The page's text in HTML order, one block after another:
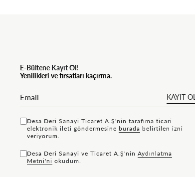
E-Bültene Kayıt Ol!
Yenilikleri ve fırsatları kaçırma.
KAYIT OL
Desa Deri Sanayi Ticaret A.Ş'nin tarafıma ticari
elektronik ileti göndermesine bu rada belirtilen izni
veriyorum.
Desa Deri Sanayi ve Ticaret A.Ş'nin Aydınlatma
Metni'ni okudum.